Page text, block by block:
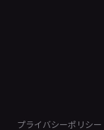
プライバシーポリシー